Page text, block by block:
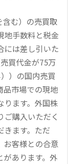
む）の売買取
地手数料と税金
には差し引いた
買代金が75万
）の国内売買
品市場での現地
ります。外国株
購入いただく
きます。ただ
お客様との合意
があります。外